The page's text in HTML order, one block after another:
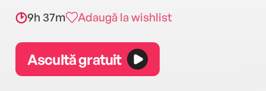
9h 37m
Adaugă la wishlist
Ascultă gratuit